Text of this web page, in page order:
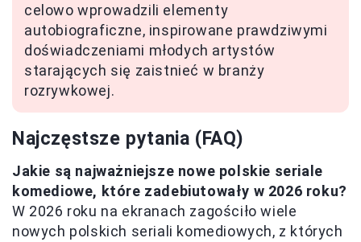
celowo wprowadzili elementy
autobiograficzne, inspirowane prawdziwymi
doświadczeniami młodych artystów
starających się zaistnieć w branży
rozrywkowej.
Najczęstsze pytania (FAQ)
Jakie są najważniejsze nowe polskie seriale
komediowe, które zadebiutowały w 2026 roku?
W 2026 roku na ekranach zagościło wiele
nowych polskich seriali komediowych, z których